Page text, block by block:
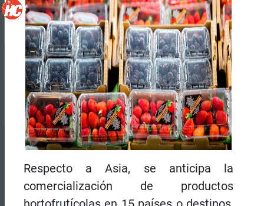
Respecto a Asia, se anticipa la
comercialización de productos